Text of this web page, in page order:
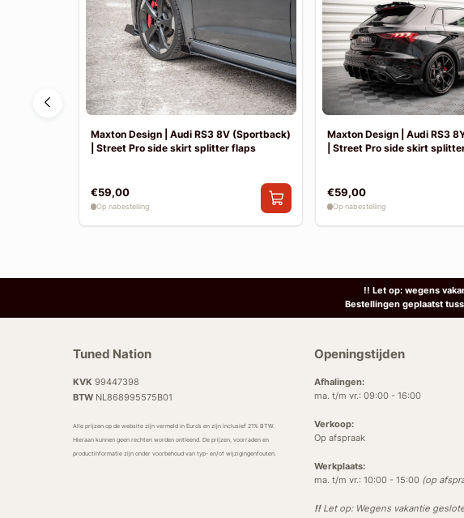
Maxton Design | Audi RS3 8V (Sportback)
| Street Pro side skirt splitter flaps
€59,00
Op nabestelling
Maxton Design | Audi RS3
| Street Pro side skirt
€59,00
Op nabestelling
!! Let op: wegens
Bestellingen geplaatst
Tuned Nation
KVK 99447398
BTWNL868995575B01
Alle prijzen op de website zijn vermeld in Euro’s en zijn inclusief 21% BTW.
Hieraan kunnen geen rechten worden ontleend. De prijzen, voorraden en
productinformatie zijn onder voorbehoud van typ- en/of wijzigingenfouten.
Openingstijden
Afhalingen:
ma. t/m vr.: 09:00 - 16:00
Verkoop:
Op afspraak
Werkplaats:
ma. t/m vr.: 10:00 - 15:00 (op
!!Let op: Wegens vakantie